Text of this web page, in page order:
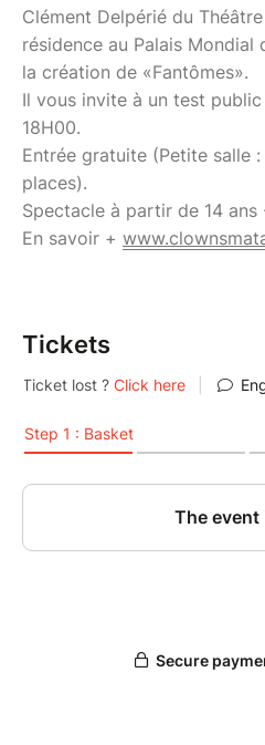
Clément Delpérié du
résidence au Palais
la création de «Fantômes».
Il vous invite à un test public
18H00.
Entrée gratuite (Petite salle
places).
Spectacle à partir de 14 ans
En savoir +
Tickets